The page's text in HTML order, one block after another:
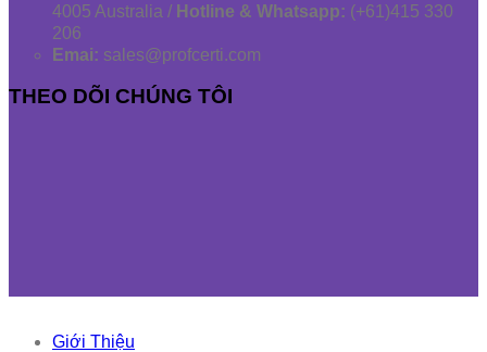
4005 Australia / Hotline & Whatsapp: (+61)415 330
206
Emai: sales@profcerti.com
THEO DÕI CHÚNG TÔI
Giới Thiệu